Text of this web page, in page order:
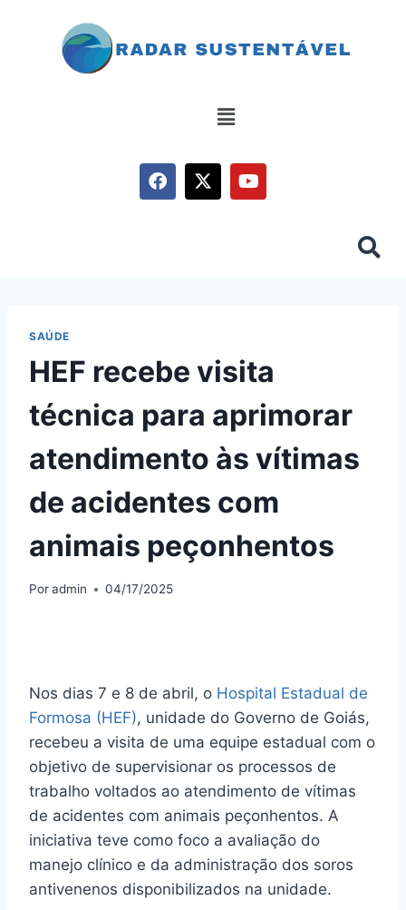
SAÚDE
HEF recebe visita
técnica para aprimorar
atendimento às vítimas
de acidentes com
animais peçonhentos
Poradmin 04/17/2025
Nos dias 7 e 8 de abril, o Hospital Estadual de
Formosa (HEF), unidade do Governo de Goiás,
recebeu a visita de uma equipe estadual com o
objetivo de supervisionar os processos de
trabalho voltados ao atendimento de vítimas
de acidentes com animais peçonhentos. A
iniciativa teve como foco a avaliação do
manejo clínico e da administração dos soros
antivenenos disponibilizados na unidade.